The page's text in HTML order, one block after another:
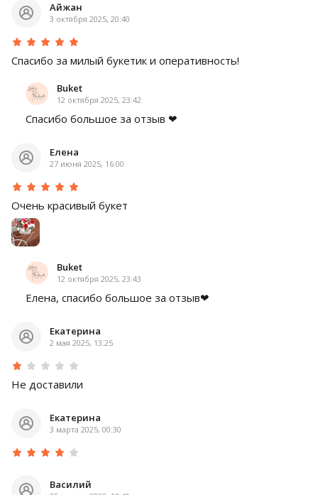
Айжан
3 октября 2025, 20:40
Спасибо за милый букетик и оперативность!
Buket
12 октября 2025, 23:42
Спасибо большое за отзыв ❤
Елена
27 июня 2025, 16:00
Очень красивый букет
Buket
12 октября 2025, 23:43
Елена, спасибо большое за отзыв❤
Екатерина
2 мая 2025, 13:25
Не доставили
Екатерина
3 марта 2025, 00:30
Василий